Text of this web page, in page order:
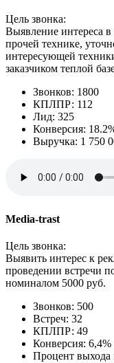
Цель звонка:
Выявление интереса в
прочей технике,
интересующей
заказчиком теплой
Звонков: 1800
КПЛПР: 112
Лид: 325
Конверсия:
Выручка: 1 750
Media-trast
Цель звонка:
Выявить интерес к
проведении встречи
номиналом 5000 руб.
Звонков: 500
Встреч: 32
КПЛПР: 49
Конверсия: 6,4%
Процент